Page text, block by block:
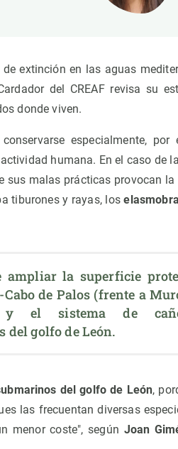
extinción en las aguas
del CREAF revisa su
donde viven.
especialmente, por
humana. En el caso de
sus malas prácticas provocan la
tiburones y rayas, los
ampliar la superficie
Cabo de Palos (frente a
y el sistema de
del golfo de León.
del golfo de León,
las frecuentan diversas
menor coste", según Joan